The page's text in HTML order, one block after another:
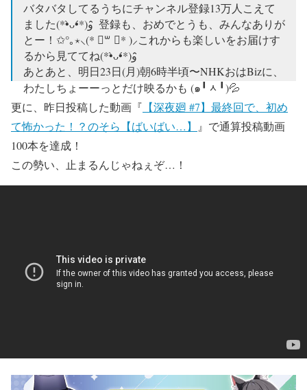
バタバタしてるうちにチャンネル登録13万人こえて
ました(*•̀ᴗ•́*)و ̑̑ 登録も、おめでとうも、みんなありが
とー！✩°｡⋆⸜(* ॑꒳ ॑* )⸝これからも楽しいをお届けす
あとあと、明日23日(月)朝6時半頃〜NHKおはBizに、
わたしちょーーっとだけ映るかも (๑╹ᆺ╹)💦
— ときのそら@23日(月)朝6時半頃NHKおはBizにち
ょーーっとだけ映るかも (@tokino_sora)2018年4月22
日
更に、昨日投稿した動画『 【深夜廻 #7】最終回で、初め
て怖かった！？のそら【ばいばい…】 』で通算投稿動画
100本を達成！
この勢い、止まるんじゃねぇぞ…！